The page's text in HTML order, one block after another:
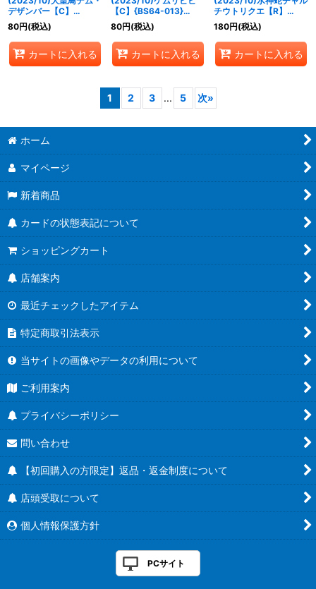
デザンバー【C】
{BS64-012}《赤》
80円(税込)
カートに入れる
【C】{BS64-013}
《紫》
80円(税込)
カートに入れる
チウトリクエ【R】
{BS64-014}《紫》
180円(税込)
カートに入れる
1 2 3 ... 5 次»
ホーム
マイページ
新着商品
カードの状態表記について
ショッピングカート
店舗案内
最近チェックしたアイテム
特定商取引法表示
当サイトの画像やデータの利用について
ご利用案内
プライバシーポリシー
問い合わせ
【初回購入の方限定】返品・返金制度について
店頭受取について
個人情報保護方針
PCサイト